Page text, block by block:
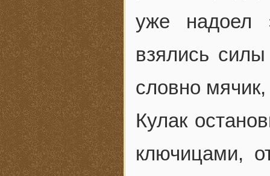
уже надоел
взялись
словно
Кулак
ключицами,